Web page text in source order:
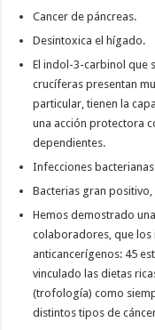
Cancer de páncreas.
Desintoxica el hígado.
El indol-3-carbinol que
crucíferas presentan
particular, tienen la
una acción protectora
dependientes.
Infecciones
Bacterias gran
Hemos demostrado
colaboradores, que
anticancerígenos: 45
vinculado las dietas
(trofología) como
distintos tipos de